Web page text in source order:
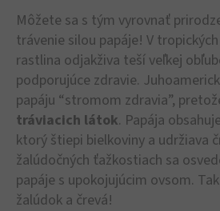
Môžete sa s tým vyrovnať
trávenie silou papáje! V
rastlina odjakživa teší veľkej
podporujúce zdravie.
papáju “stromom zdravia”,
tráviacich látok. Papája
ktorý štiepi bielkoviny a udržiava
žalúdočných ťažkostiach sa
papáje s upokojujúcim ovsom.
žalúdok a črevá!